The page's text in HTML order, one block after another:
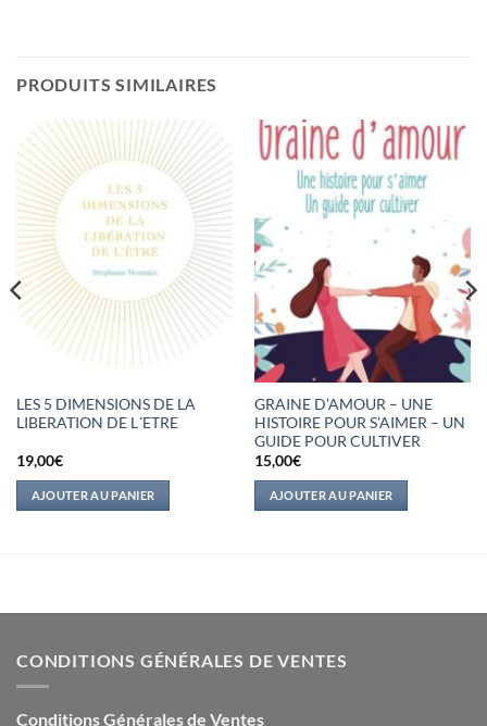
PRODUITS SIMILAIRES
LES 5 DIMENSIONS DE LA
LIBERATION DE L´ETRE
19,00€
AJOUTER AU PANIER
GRAINE D’AMOUR – UNE
HISTOIRE POUR S’AIMER – UN
GUIDE POUR CULTIVER
15,00€
AJOUTER AU PANIER
CONDITIONS GÉNÉRALES DE VENTES
Conditions Générales de Ventes